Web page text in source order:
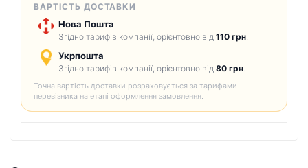
ВАРТІСТЬ ДОСТАВКИ
Нова Пошта
Згідно тарифів компанії, орієнтовно від 110 грн
Укрпошта
Згідно тарифів компанії, орієнтовно від 80 грн
Точна вартість доставки розраховується за тарифами
перевізника на етапі оформлення замовлення.